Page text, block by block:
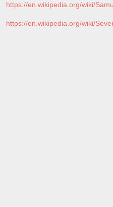
https://en.wikipedia.org/wiki/
https://en.wikipedia.org/wiki/